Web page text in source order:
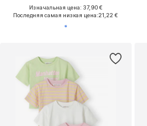
Изначальная цена: 37,90 €
Последняя самая низкая цена:21,22 €